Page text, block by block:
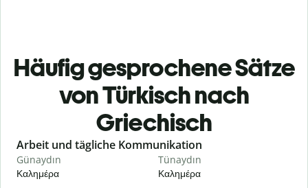
Häufig gesprochene Sätze
von Türkisch nach
Griechisch
Slide 1 of 6
Arbeit und tägliche Kommunikation
Günaydın
Καλημέρα
Tünaydın
Καλημέρα